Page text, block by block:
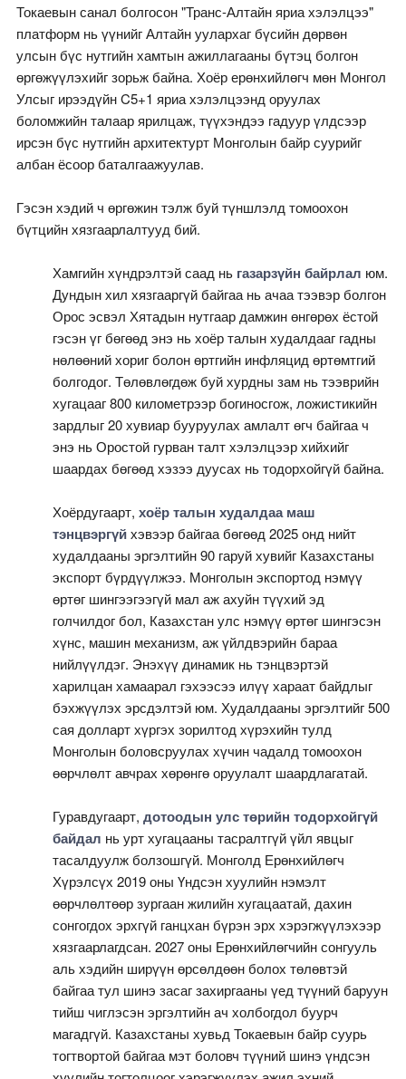
Токаевын санал болгосон "Транс-Алтайн яриа хэлэлцээ"
платформ нь үүнийг Алтайн уулархаг бүсийн дөрвөн
улсын бүс нутгийн хамтын ажиллагааны бүтэц болгон
өргөжүүлэхийг зорьж байна. Хоёр ерөнхийлөгч мөн Монгол
Улсыг ирээдүйн C5+1 яриа хэлэлцээнд оруулах
боломжийн талаар ярилцаж, түүхэндээ гадуур үлдсээр
ирсэн бүс нутгийн архитектурт Монголын байр суурийг
албан ёсоор баталгаажуулав.
Гэсэн хэдий ч өргөжин тэлж буй түншлэлд томоохон
бүтцийн хязгаарлалтууд бий.
Хамгийн хүндрэлтэй саад нь газарзүйн байрлал юм.
Дундын хил хязгааргүй байгаа нь ачаа тээвэр болгон
Орос эсвэл Хятадын нутгаар дамжин өнгөрөх ёстой
гэсэн үг бөгөөд энэ нь хоёр талын худалдааг гадны
нөлөөний хориг болон өртгийн инфляцид өртөмтгий
болгодог. Төлөвлөгдөж буй хурдны зам нь тээврийн
хугацааг 800 километрээр богиносгож, ложистикийн
зардлыг 20 хувиар бууруулах амлалт өгч байгаа ч
энэ нь Оростой гурван талт хэлэлцээр хийхийг
шаардах бөгөөд хэзээ дуусах нь тодорхойгүй байна.
Хоёрдугаарт, хоёр талын худалдаа маш
тэнцвэргүйхэвээр байгаа бөгөөд 2025 онд нийт
худалдааны эргэлтийн 90 гаруй хувийг Казахстаны
экспорт бүрдүүлжээ. Монголын экспортод нэмүү
өртөг шингээгээгүй мал аж ахуйн түүхий эд
голчилдог бол, Казахстан улс нэмүү өртөг шингэсэн
хүнс, машин механизм, аж үйлдвэрийн бараа
нийлүүлдэг. Энэхүү динамик нь тэнцвэртэй
харилцан хамаарал гэхээсээ илүү хараат байдлыг
бэхжүүлэх эрсдэлтэй юм. Худалдааны эргэлтийг 500
сая долларт хүргэх зорилтод хүрэхийн тулд
Монголын боловсруулах хүчин чадалд томоохон
өөрчлөлт авчрах хөрөнгө оруулалт шаардлагатай.
Гуравдугаарт, дотоодын улс төрийн тодорхойгүй
байдал нь урт хугацааны тасралтгүй үйл явцыг
тасалдуулж болзошгүй. Монголд Ерөнхийлөгч
Хүрэлсүх 2019 оны Үндсэн хуулийн нэмэлт
өөрчлөлтөөр зургаан жилийн хугацаатай, дахин
сонгогдох эрхгүй ганцхан бүрэн эрх хэрэгжүүлэхээр
хязгаарлагдсан. 2027 оны Ерөнхийлөгчийн сонгууль
аль хэдийн ширүүн өрсөлдөөн болох төлөвтэй
байгаа тул шинэ засаг захиргааны үед түүний баруун
тийш чиглэсэн эргэлтийн ач холбогдол буурч
магадгүй. Казахстаны хувьд Токаевын байр суурь
тогтвортой байгаа мэт боловч түүний шинэ үндсэн